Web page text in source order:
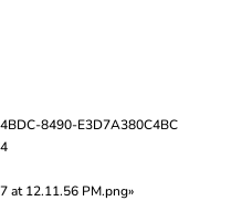
8490-E3D7A380C4BC
at 12.11.56 PM.png»